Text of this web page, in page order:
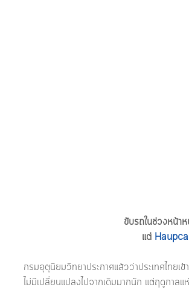
ขับรถในช่วงหน้
แต่
กรมอุตุนิยมวิทยาประกาศแล้วว่าประเทศไทยเ
ไม่มีเปลี่ยนแปลงไปจากเดิมมากนัก แต่ฤดูกาล